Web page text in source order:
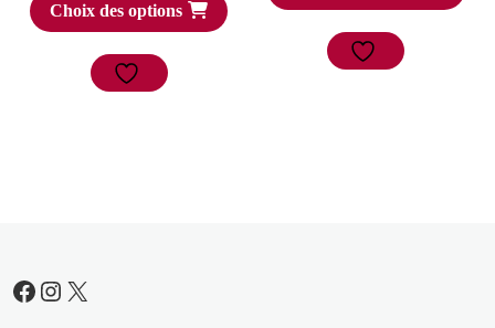
Choix des options
Facebook
Instagram
X